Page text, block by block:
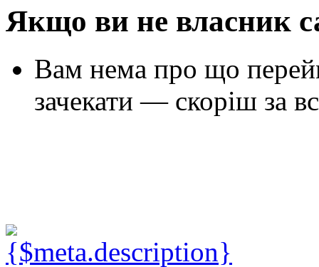
Якщо ви не власник
Вам нема про що
зачекати — скоріш за